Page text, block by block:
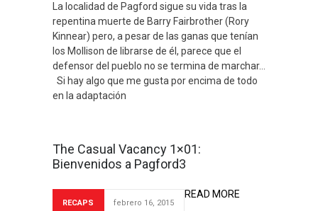
La localidad de Pagford sigue su vida tras la
repentina muerte de Barry Fairbrother (Rory
Kinnear) pero, a pesar de las ganas que tenían
los Mollison de librarse de él, parece que el
defensor del pueblo no se termina de marchar…
Si hay algo que me gusta por encima de todo
en la adaptación
The Casual Vacancy 1×01:
Bienvenidos a Pagford3
RECAPS febrero 16, 2015
READ MORE